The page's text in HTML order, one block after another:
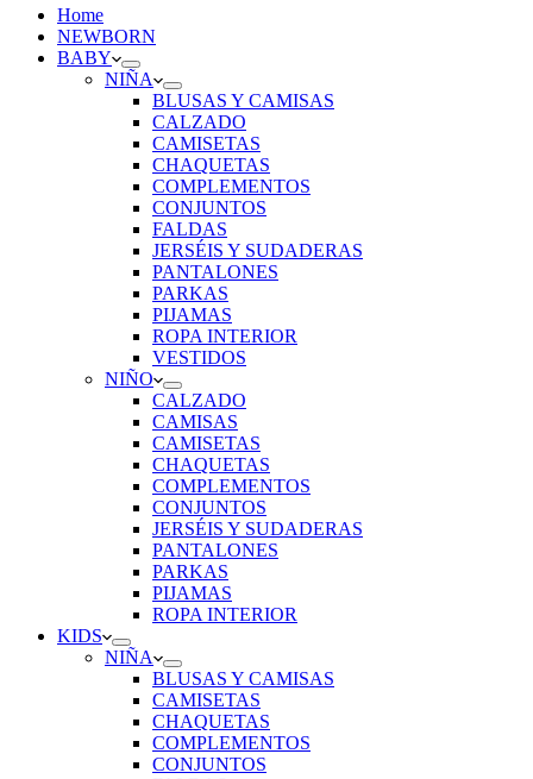
Home
NEWBORN
BABY
NIÑA
BLUSAS Y CAMISAS
CALZADO
CAMISETAS
CHAQUETAS
COMPLEMENTOS
CONJUNTOS
FALDAS
JERSÉIS Y SUDADERAS
PANTALONES
PARKAS
PIJAMAS
ROPA INTERIOR
VESTIDOS
NIÑO
CALZADO
CAMISAS
CAMISETAS
CHAQUETAS
COMPLEMENTOS
CONJUNTOS
JERSÉIS Y SUDADERAS
PANTALONES
PARKAS
PIJAMAS
ROPA INTERIOR
KIDS
NIÑA
BLUSAS Y CAMISAS
CAMISETAS
CHAQUETAS
COMPLEMENTOS
CONJUNTOS